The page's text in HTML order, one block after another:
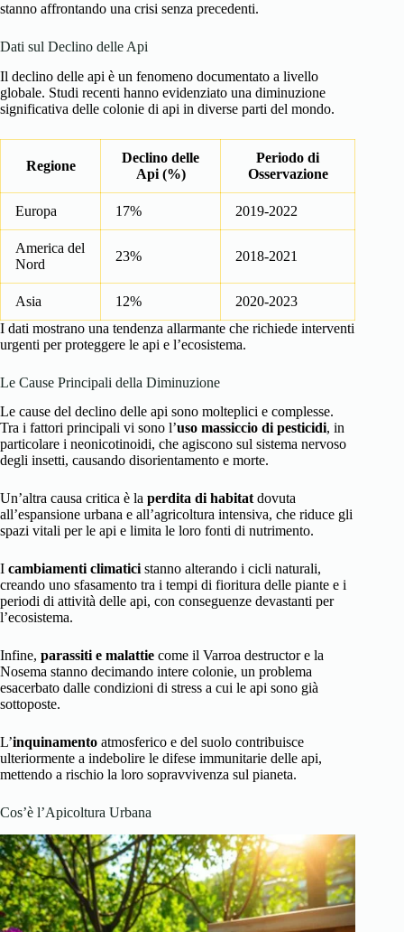
stanno affrontando una crisi senza precedenti.
Dati sul Declino delle Api
Il declino delle api è un fenomeno documentato a livello
globale. Studi recenti hanno evidenziato una diminuzione
significativa delle colonie di api in diverse parti del mondo.
Regione
Declino delle
Api (%)
Periodo di
Osservazione
Europa 17% 2019-2022
America del
Nord
23% 2018-2021
Asia 12%
2020-2023
I dati mostrano una tendenza allarmante che richiede interventi
urgenti per proteggere le api e l’ecosistema.
Le Cause Principali della Diminuzione
Le cause del declino delle api sono molteplici e complesse.
Tra i fattori principali vi sono l’uso massiccio di pesticidi, in
particolare i neonicotinoidi, che agiscono sul sistema nervoso
degli insetti, causando disorientamento e morte.
Un’altra causa critica è la perdita di habitatdovuta
all’espansione urbana e all’agricoltura intensiva, che riduce gli
spazi vitali per le api e limita le loro fonti di nutrimento.
I cambiamenti climaticistanno alterando i cicli naturali,
creando uno sfasamento tra i tempi di fioritura delle piante e i
periodi di attività delle api, con conseguenze devastanti per
l’ecosistema.
Infine, parassiti e malattie come il Varroa destructor e la
Nosema stanno decimando intere colonie, un problema
esacerbato dalle condizioni di stress a cui le api sono già
sottoposte.
L’inquinamento atmosferico e del suolo contribuisce
ulteriormente a indebolire le difese immunitarie delle api,
mettendo a rischio la loro sopravvivenza sul pianeta.
Cos’è l’Apicoltura Urbana